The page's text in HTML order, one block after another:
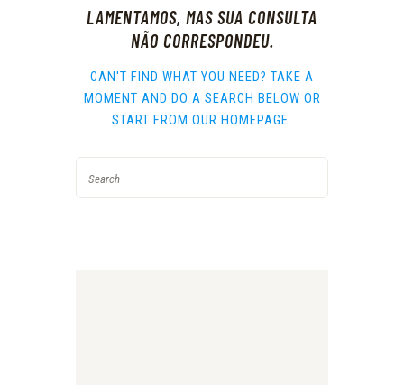
LAMENTAMOS, MAS SUA CONSULTA
NÃO CORRESPONDEU.
CAN'T FIND WHAT YOU NEED? TAKE A
MOMENT AND DO A SEARCH BELOW OR
START FROM OUR HOMEPAGE.